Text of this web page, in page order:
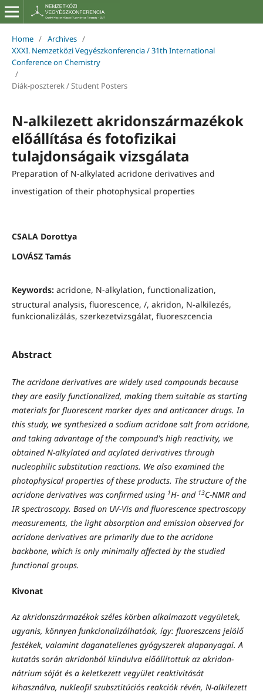
Home / Archives /
XXXI. Nemzetközi Vegyészkonferencia / 31th International
Conference on Chemistry
/
Diák-poszterek / Student Posters
N-alkilezett akridonszármazékok
előállítása és fotofizikai
tulajdonságaik vizsgálata
Preparation of N-alkylated acridone derivatives and
investigation of their photophysical properties
CSALA Dorottya
LOVÁSZ Tamás
Keywords: acridone, N-alkylation, functionalization,
structural analysis, fluorescence, /, akridon, N-alkilezés,
funkcionalizálás, szerkezetvizsgálat, fluoreszcencia
Abstract
The acridone derivatives are widely used compounds because
they are easily functionalized, making them suitable as starting
materials for fluorescent marker dyes and anticancer drugs. In
this study, we synthesized a sodium acridone salt from acridone,
and taking advantage of the compound's high reactivity, we
obtained N-alkylated and acylated derivatives through
nucleophilic substitution reactions. We also examined the
photophysical properties of these products. The structure of the
acridone derivatives was confirmed using 1H- and 13C-NMR and
IR spectroscopy. Based on UV-Vis and fluorescence spectroscopy
measurements, the light absorption and emission observed for
acridone derivatives are primarily due to the acridone
backbone, which is only minimally affected by the studied
functional groups.
Kivonat
Az akridonszármazékok széles körben alkalmazott vegyületek,
ugyanis, könnyen funkcionalizálhatóak, így: fluoreszcens jelölő
festékek, valamint daganatellenes gyógyszerek alapanyagai. A
kutatás során akridonból kiindulva előállítottuk az akridon-
nátrium sóját és a keletkezett vegyület reaktivitását
kihasználva, nukleofil szubsztitúciós reakciók révén, N-alkilezett